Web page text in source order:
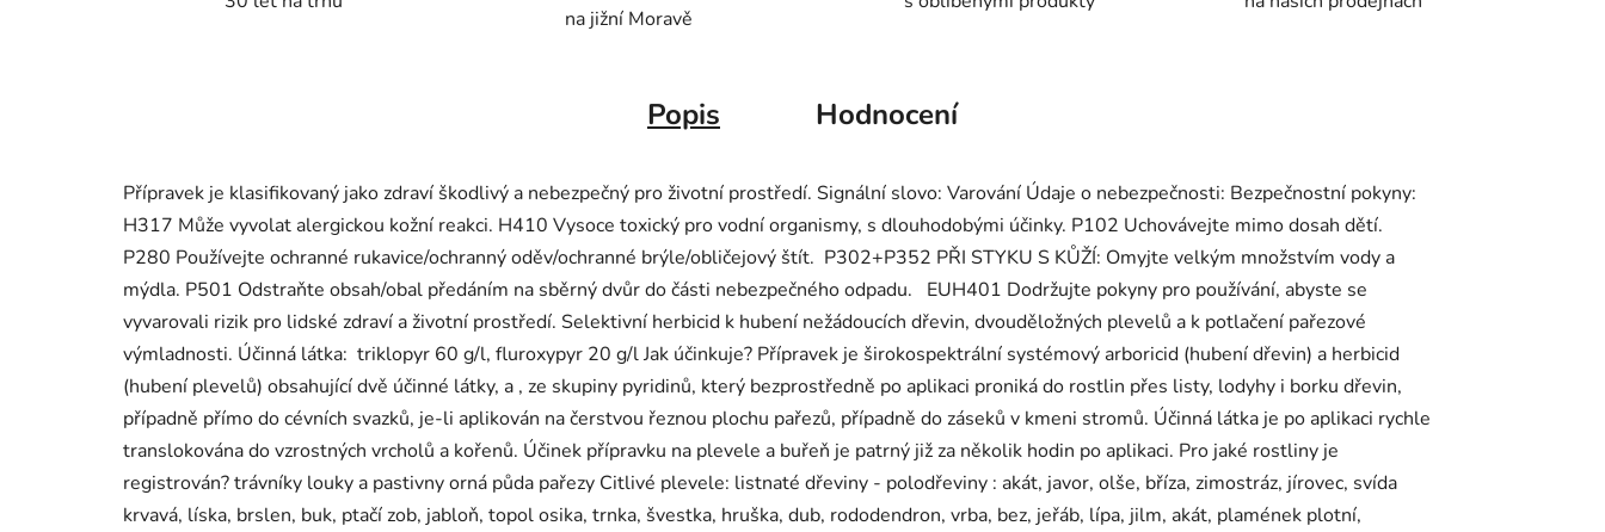
na jižní Moravě
Popis Hodnocení
Přípravek je klasifikovaný jako zdraví škodlivý a nebezpečný pro životní prostředí. Signální slovo: Varování Údaje o nebezpečnosti: Bezpečnostní pokyny:
H317 Může vyvolat alergickou kožní reakci. H410 Vysoce toxický pro vodní organismy, s dlouhodobými účinky. P102 Uchovávejte mimo dosah dětí.
P280 Používejte ochranné rukavice/ochranný oděv/ochranné brýle/obličejový štít. P302+P352 PŘI STYKU S KŮŽÍ: Omyjte velkým množstvím vody a
mýdla. P501 Odstraňte obsah/obal předáním na sběrný dvůr do části nebezpečného odpadu. EUH401 Dodržujte pokyny pro používání, abyste se
vyvarovali rizik pro lidské zdraví a životní prostředí. Selektivní herbicid k hubení nežádoucích dřevin, dvouděložných plevelů a k potlačení pařezové
výmladnosti. Účinná látka: triklopyr 60 g/l, fluroxypyr 20 g/l Jak účinkuje? Přípravek je širokospektrální systémový arboricid (hubení dřevin) a herbicid
(hubení plevelů) obsahující dvě účinné látky, a , ze skupiny pyridinů, který bezprostředně po aplikaci proniká do rostlin přes listy, lodyhy i borku dřevin,
případně přímo do cévních svazků, je-li aplikován na čerstvou řeznou plochu pařezů, případně do záseků v kmeni stromů. Účinná látka je po aplikaci rychle
translokována do vzrostných vrcholů a kořenů. Účinek přípravku na plevele a buřeň je patrný již za několik hodin po aplikaci. Pro jaké rostliny je
registrován? trávníky louky a pastivny orná půda pařezy Citlivé plevele: listnaté dřeviny - polodřeviny : akát, javor, olše, bříza, zimostráz, jírovec, svída
krvavá, líska, brslen, buk, ptačí zob, jabloň, topol osika, trnka, švestka, hruška, dub, rododendron, vrba, bez, jeřáb, lípa, jilm, akát, plamének plotní,